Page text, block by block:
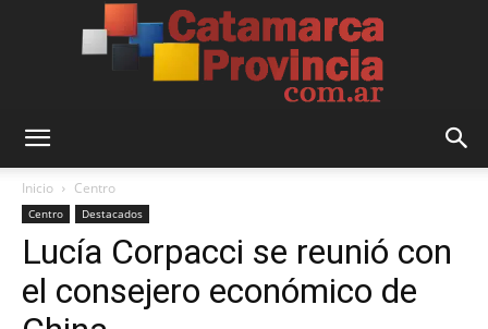
Provincia
Inicio Centro
Centro Destacados
Lucía Corpacci se reunió con
el consejero económico de